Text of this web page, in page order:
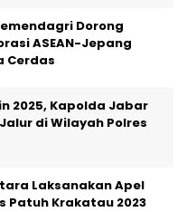
Dorong
ASEAN-Jepang
Cerdas
2025, Kapolda Jabar
di Wilayah Polres
Laksanakan Apel
Patuh Krakatau 2023